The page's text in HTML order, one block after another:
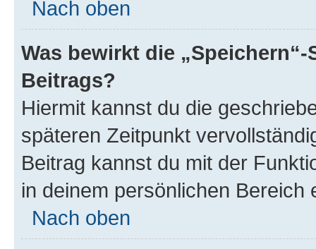
Nach oben
Was bewirkt die
Beitrags?
Hiermit kannst du die
späteren Zeitpunkt
Beitrag kannst du mit der
in deinem persönlichen Bereich
Nach oben